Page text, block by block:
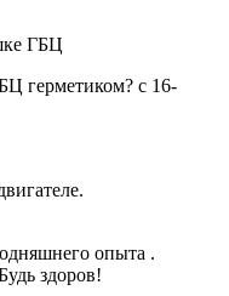
ГБЦ
герметиком? с 16-
опыта .
здоров!